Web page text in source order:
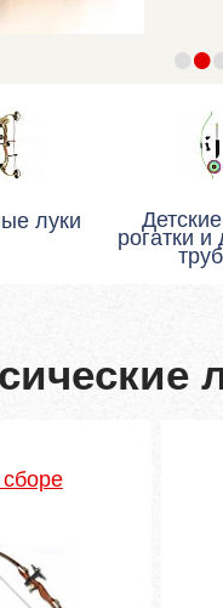
••
луки
рогатки